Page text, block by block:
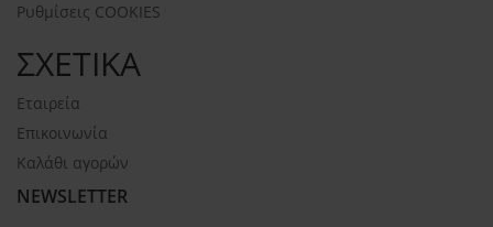
Ρυθμίσεις COOKIES
ΣΧΕΤΙΚΑ
Εταιρεία
Επικοινωνία
Καλάθι αγορών
NEWSLETTER